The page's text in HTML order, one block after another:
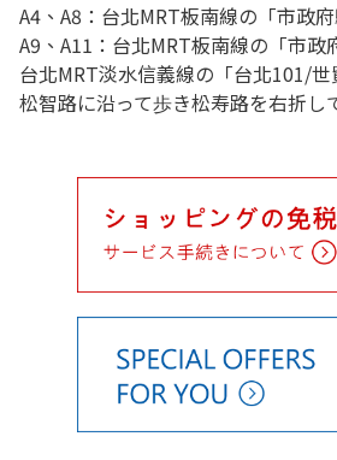
A4、A8：台北MRT板南線の「市政
A9、A11：台北MRT板南線の「市政
台北MRT淡水信義線の「台北101/世
松智路に沿って歩き松寿路を右折し